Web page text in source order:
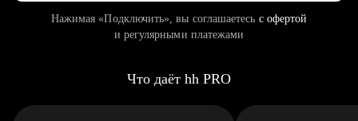
Нажимая «Подключить», вы соглашаетесь с офертой
и регулярными платежами
Что даёт hh PRO